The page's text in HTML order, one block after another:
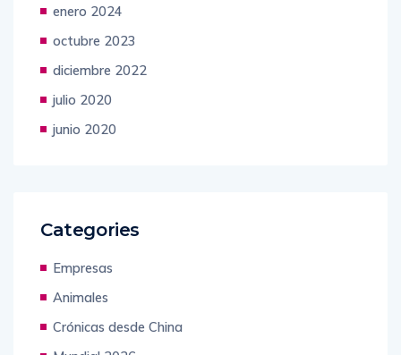
febrero 2024
enero 2024
octubre 2023
diciembre 2022
julio 2020
Categories
Empresas
Animales